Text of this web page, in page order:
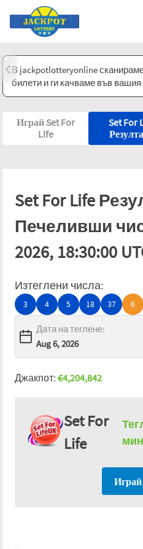
В jackpotlotteryonline
билети и ги качваме във вашия
Играй Set For
Life
Set For
Set For Life
Печеливши
2026, 18:30:00
Изтеглени числа:
3 4 5 18 37 6
Дата на теглене:
Джакпот: €4,204,842
Set For
Life
Играй